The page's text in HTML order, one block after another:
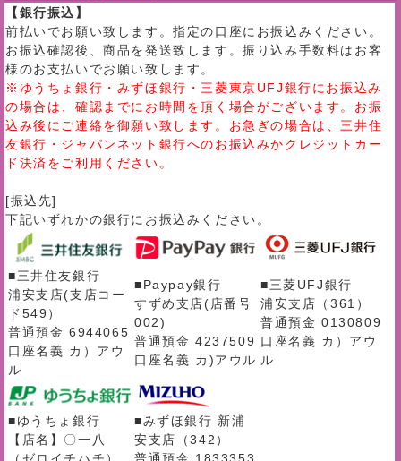
【銀行振込】
前払いでお願い致します。指定の口座にお振込みください。
お振込確認後、商品を発送致します。振り込み手数料はお客
様のお支払いでお願い致します。
※ゆうちょ銀行・みずほ銀行・三菱東京UFJ銀行にお振込み
の場合は、確認までにお時間を頂く場合がございます。お振
込み後にご連絡を御願い致します。お急ぎの場合は、三井住
友銀行・ジャパンネット銀行へのお振込みかクレジットカー
ド決済をご利用ください。
[振込先]
下記いずれかの銀行にお振込みください。
■三井住友銀行
浦安支店(支店コー
ド549）
普通預金 6944065
口座名義 カ）アウ
ル
■Paypay銀行
すずめ支店(店番号
002)
普通預金 4237509
口座名義 カ)アウル
■三菱UFJ銀行
浦安支店（361）
普通預金 0130809
口座名義 カ）アウ
ル
■ゆうちょ銀行
【店名】〇一八
■みずほ銀行 新浦
安支店（342）